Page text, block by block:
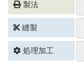
製法
縫製
処理加工